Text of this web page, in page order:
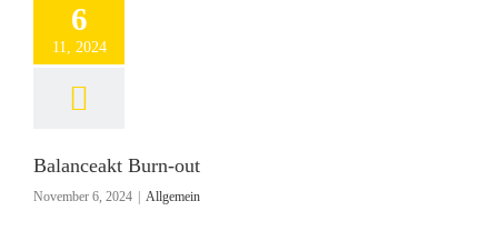
6
11, 2024
Balanceakt Burn-out
November 6, 2024 Allgemein